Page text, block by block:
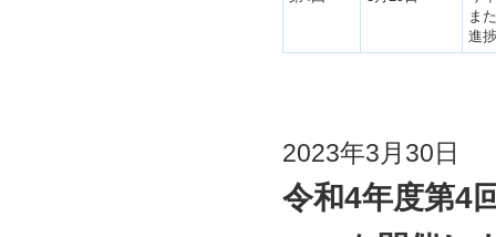
ま
進
2023年3月30日
令和4年度第4